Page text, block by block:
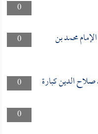
0
0
محمد بن
0
الدين كبارة
0